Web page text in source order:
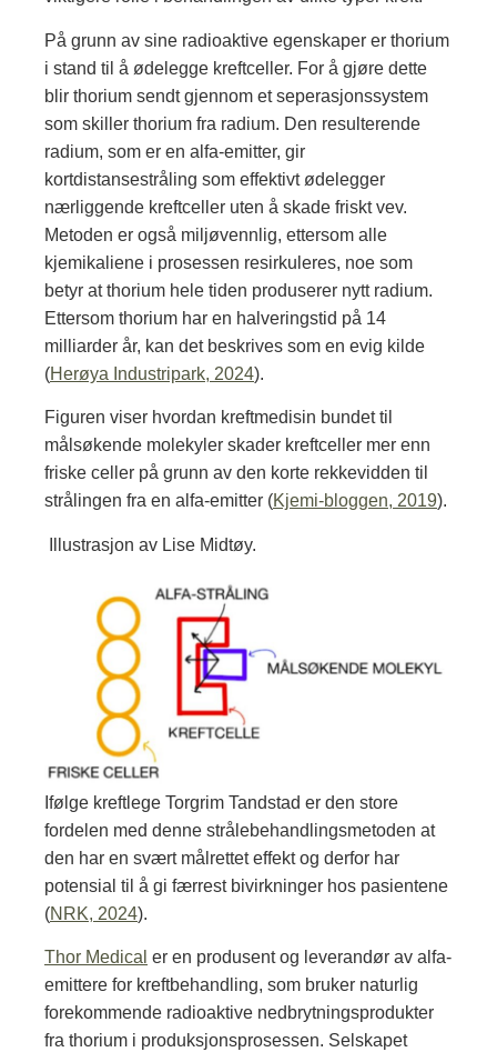
På grunn av sine radioaktive egenskaper er thorium
i stand til å ødelegge kreftceller. For å gjøre dette
blir thorium sendt gjennom et seperasjonssystem
som skiller thorium fra radium. Den resulterende
radium, som er en alfa-emitter, gir
kortdistansestråling som effektivt ødelegger
nærliggende kreftceller uten å skade friskt vev.
Metoden er også miljøvennlig, ettersom alle
kjemikaliene i prosessen resirkuleres, noe som
betyr at thorium hele tiden produserer nytt radium.
Ettersom thorium har en halveringstid på 14
milliarder år, kan det beskrives som en evig kilde
(Herøya Industripark, 2024).
Figuren viser hvordan kreftmedisin bundet til
målsøkende molekyler skader kreftceller mer enn
friske celler på grunn av den korte rekkevidden til
strålingen fra en alfa-emitter (Kjemi-bloggen, 2019).
Illustrasjon av Lise Midtøy.
Ifølge kreftlege Torgrim Tandstad er den store
fordelen med denne strålebehandlingsmetoden at
den har en svært målrettet effekt og derfor har
potensial til å gi færrest bivirkninger hos pasientene
(NRK, 2024).
Thor Medical er en produsent og leverandør av alfa-
emittere for kreftbehandling, som bruker naturlig
forekommende radioaktive nedbrytningsprodukter
fra thorium i produksjonsprosessen. Selskapet